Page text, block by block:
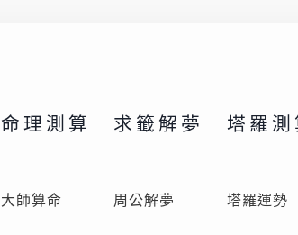
命理測算
大師算命
求籤解夢
周公解夢
塔羅
塔羅運勢